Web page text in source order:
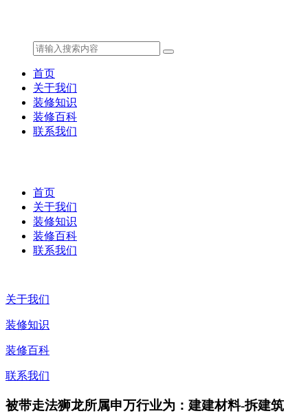
首页
关于我们
装修知识
装修百科
联系我们
首页
关于我们
装修知识
装修百科
联系我们
关于我们
装修知识
装修百科
联系我们
被带走法狮龙所属申万行业为：建建材料-拆建筑